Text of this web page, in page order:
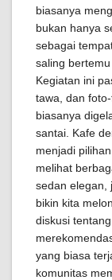
biasanya
bukan hanya
sebagai
saling
Kegiatan ini
tawa, dan
biasanya
santai. Kafe
menjadi
melihat
sedan elegan,
bikin kita
diskusi
yang biasa
komunitas